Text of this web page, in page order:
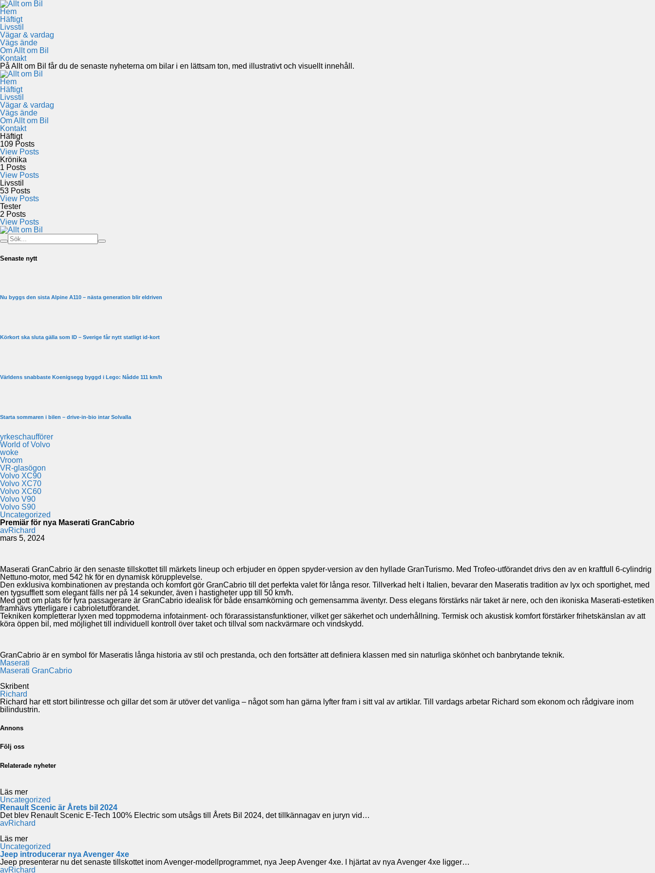
Hem
Häftigt
Livsstil
Vägar & vardag
Vägs ände
Om Allt om Bil
Kontakt
På Allt om Bil får du de senaste nyheterna om bilar i en lättsam ton, med illustrativt och visuellt innehåll.
Hem
Häftigt
Livsstil
Vägar & vardag
Vägs ände
Om Allt om Bil
Kontakt
Häftigt
109 Posts
View Posts
Krönika
1 Posts
View Posts
Livsstil
53 Posts
View Posts
Tester
2 Posts
View Posts
Senaste nytt
Nu byggs den sista Alpine A110 – nästa generation blir eldriven
Körkort ska sluta gälla som ID – Sverige får nytt statligt id-kort
Världens snabbaste Koenigsegg byggd i Lego: Nådde 111 km/h
Starta sommaren i bilen – drive-in-bio intar Solvalla
yrkeschaufförer
World of Volvo
woke
Vroom
VR-glasögon
Volvo XC90
Volvo XC70
Volvo XC60
Volvo V90
Volvo S90
Uncategorized
Premiär för nya Maserati GranCabrio
avRichard
mars 5, 2024
Maserati GranCabrio är den senaste tillskottet till märkets lineup och erbjuder en öppen spyder-version av den hyllade GranTurismo. Med Trofeo-utförandet drivs den av en kraftfull 6-cylindrig
Nettuno-motor, med 542 hk för en dynamisk körupplevelse.
Den exklusiva kombinationen av prestanda och komfort gör GranCabrio till det perfekta valet för långa resor. Tillverkad helt i Italien, bevarar den Maseratis tradition av lyx och sportighet, med
en tygsufflett som elegant fälls ner på 14 sekunder, även i hastigheter upp till 50 km/h.
Med gott om plats för fyra passagerare är GranCabrio idealisk för både ensamkörning och gemensamma äventyr. Dess elegans förstärks när taket är nere, och den ikoniska Maserati-estetiken
framhävs ytterligare i cabrioletutförandet.
Tekniken kompletterar lyxen med toppmoderna infotainment- och förarassistansfunktioner, vilket ger säkerhet och underhållning. Termisk och akustisk komfort förstärker frihetskänslan av att
köra öppen bil, med möjlighet till individuell kontroll över taket och tillval som nackvärmare och vindskydd.
GranCabrio är en symbol för Maseratis långa historia av stil och prestanda, och den fortsätter att definiera klassen med sin naturliga skönhet och banbrytande teknik.
Maserati
Maserati GranCabrio
Skribent
Richard
Richard har ett stort bilintresse och gillar det som är utöver det vanliga – något som han gärna lyfter fram i sitt val av artiklar. Till vardags arbetar Richard som ekonom och rådgivare inom
bilindustrin.
Annons
Följ oss
Relaterade nyheter
Läs mer
Uncategorized
Renault Scenic är Årets bil 2024
Det blev Renault Scenic E-Tech 100% Electric som utsågs till Årets Bil 2024, det tillkännagav en juryn vid…
avRichard
Läs mer
Uncategorized
Jeep introducerar nya Avenger 4xe
Jeep presenterar nu det senaste tillskottet inom Avenger-modellprogrammet, nya Jeep Avenger 4xe. I hjärtat av nya Avenger 4xe ligger…
avRichard